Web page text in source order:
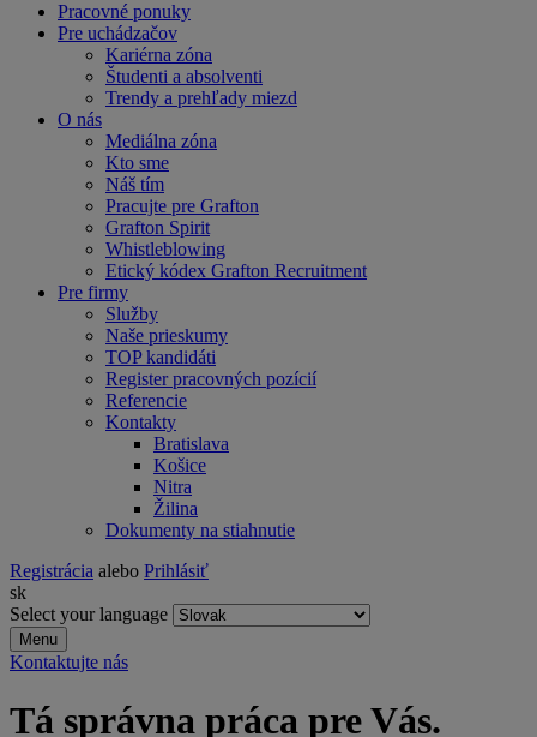
Pracovné ponuky
Pre uchádzačov
Kariérna zóna
Študenti a absolventi
Trendy a prehľady miezd
O nás
Mediálna zóna
Kto sme
Náš tím
Pracujte pre Grafton
Grafton Spirit
Whistleblowing
Etický kódex Grafton Recruitment
Pre firmy
Služby
Naše prieskumy
TOP kandidáti
Register pracovných pozícií
Referencie
Kontakty
Bratislava
Košice
Nitra
Žilina
Dokumenty na stiahnutie
Registrácia alebo Prihlásiť
sk
Select your language
Menu
Kontaktujte nás
Tá správna práca pre Vás.